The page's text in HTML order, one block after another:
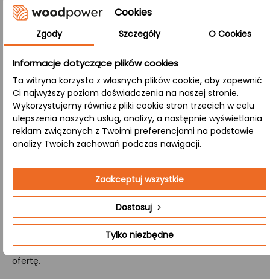
łączone tylko na szerokości, co gwarantuje jednorodny
wygląd oraz wyjątkową stabilność i odporność na
uszkodzenia mechaniczne, a także zapewnia trwałość
całej konstrukcji.
W tej klasie obie strony blatu eksponują naturalną
strukturę drewna, w tym sęki i zróżnicowaną kolorystykę,
doskonale współgrając z tradycyjnymi aranżacjami
wnętrz.
Jeśli poszukujesz producenta, który przygotuje dla Ciebie
kompletny zestaw schodów drewnianych, mamy dla
Ciebie doskonałą ofertę. Oferujemy profesjonalną
wycenę i produkcję schodów, które zawierają wszystkie
niezbędne elementy, takie jak stopnie, podstopnie, policzki
oraz tralki. Wejdź na stronęKontakti uzyskaj szczegółową
ofertę.
Cookies
Zgody Szczegóły O Cookies
Informacje dotyczące plików cookies
Ta witryna korzysta z własnych plików cookie, aby zapewnić
Ci najwyższy poziom doświadczenia na naszej stronie.
Wykorzystujemy również pliki cookie stron trzecich w celu
ulepszenia naszych usług, analizy, a następnie wyświetlania
reklam związanych z Twoimi preferencjami na podstawie
analizy Twoich zachowań podczas nawigacji.
Tylko niezbędne
Dostosuj
Zaakceptuj wszystkie